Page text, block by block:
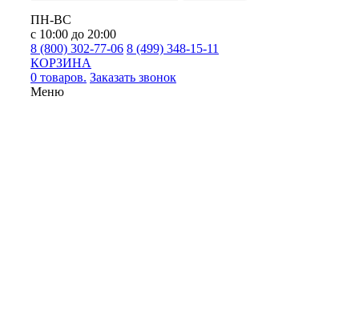
ПН-ВС
с 10:00 до 20:00
8 (800) 302-77-06 8 (499) 348-15-11
КОРЗИНА
0 товаров. Заказать звонок
Меню